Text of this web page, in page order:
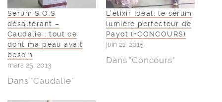
Sérum S.O.S
désaltérant –
Caudalie : tout ce
dont ma peau avait
besoin
mars 25, 2013
Dans "Caudalie"
L’élixir Idéal, le sérum
lumière perfecteur de
Payot (+CONCOURS)
juin 21, 2015
Dans "Concours"